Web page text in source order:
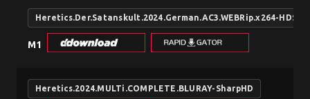
Heretics.Der.Satanskult.2024.German.AC3.WEBRip.x264-HDS
M1
Heretics.2024.MULTi.COMPLETE.BLURAY-SharpHD